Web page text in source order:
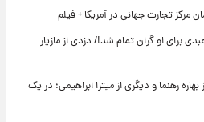
مرکز تجارت جهانی در آمریکا + فیلم
برای او گران تمام شد!/ دزدی از مازیار
رهنما و دیگری از میترا ابراهیمی؛ در یک